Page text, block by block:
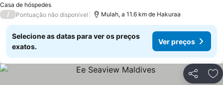
Casa de hóspedes
/ Pontuação não disponível Mulah, a 11.6 km de Hakuraa
Selecione as datas para ver os preços
exatos.
Ver preços
Partilhar